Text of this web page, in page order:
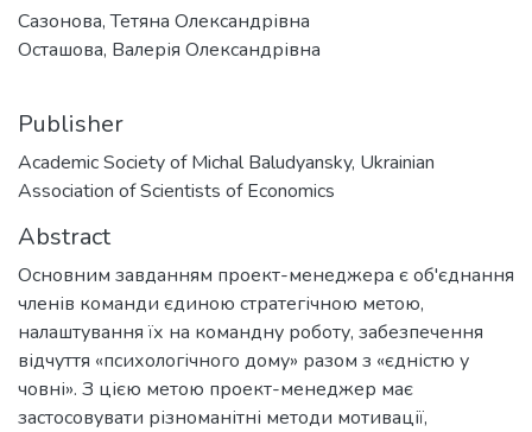
Сазонова, Тетяна Олександрівна
Осташова, Валерія Олександрівна
Publisher
Academic Society of Michal Baludyansky, Ukrainian
Association of Scientists of Economics
Abstract
Основним завданням проект-менеджера є об'єднання
членів команди єдиною стратегічною метою,
налаштування їх на командну роботу, забезпечення
відчуття «психологічного дому» разом з «єдністю у
човні». З цією метою проект-менеджер має
застосовувати різноманітні методи мотивації,